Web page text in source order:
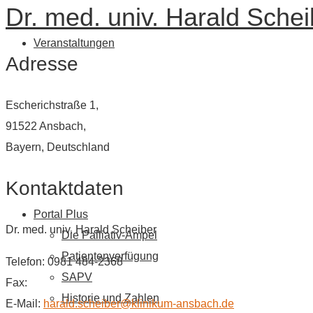
Veranstaltungen
Portal Plus
Die Palliativ-Ampel
Patientenverfügung
SAPV
Historie und Zahlen
Dr. med. univ. Harald
Adresse
Escherichstraße 1,
91522 Ansbach,
Bayern, Deutschland
Kontaktdaten
Dr. med. univ. Harald Scheiber
Telefon: 0981 484-2368
Fax:
E-Mail: harald.scheiber@klinikum-ansbach.de